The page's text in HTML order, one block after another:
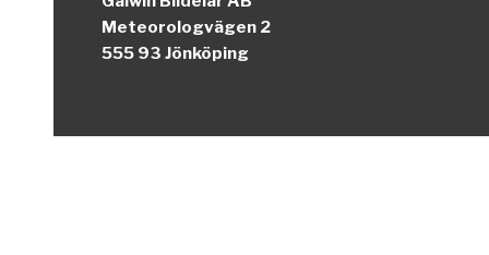
Meteorologvägen 2
555 93 Jönköping